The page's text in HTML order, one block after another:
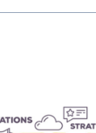
ufficiale per
pilota nei
Area Science
e